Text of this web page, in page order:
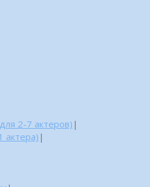
2-7 актеров) |
актера) |